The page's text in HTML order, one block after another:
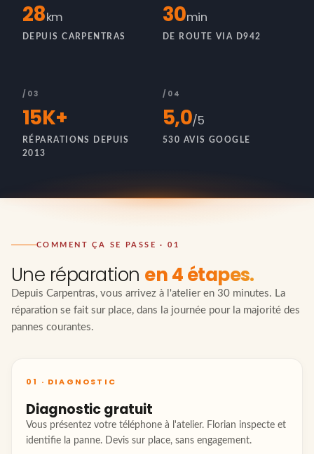
28km
DEPUIS CARPENTRAS
30min
DE ROUTE VIA D942
/03
15K+
RÉPARATIONS DEPUIS
2013
/04
5,0/5
530 AVIS GOOGLE
COMMENT ÇA SE PASSE · 01
Une réparation en 4 étapes.
Depuis Carpentras, vous arrivez à l'atelier en 30 minutes. La
réparation se fait sur place, dans la journée pour la majorité des
pannes courantes.
01 · DIAGNOSTIC
Diagnostic gratuit
Vous présentez votre téléphone à l'atelier. Florian inspecte et
identifie la panne. Devis sur place, sans engagement.